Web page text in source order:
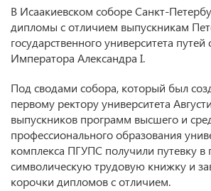
В Исаакиевском соборе Санкт-
дипломы с отличием выпускникам
государственного университета
Императора Александра I.
Под сводами собора, который был
первому ректору университета
выпускников программ высшего и
профессионального образования
комплекса ПГУПС получили путевку
символическую трудовую книжку и
корочки дипломов с отличием.